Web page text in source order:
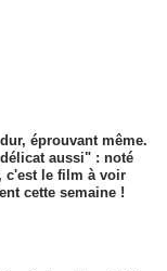
éprouvant même.
aussi" : noté
c'est le film à voir
cette semaine !